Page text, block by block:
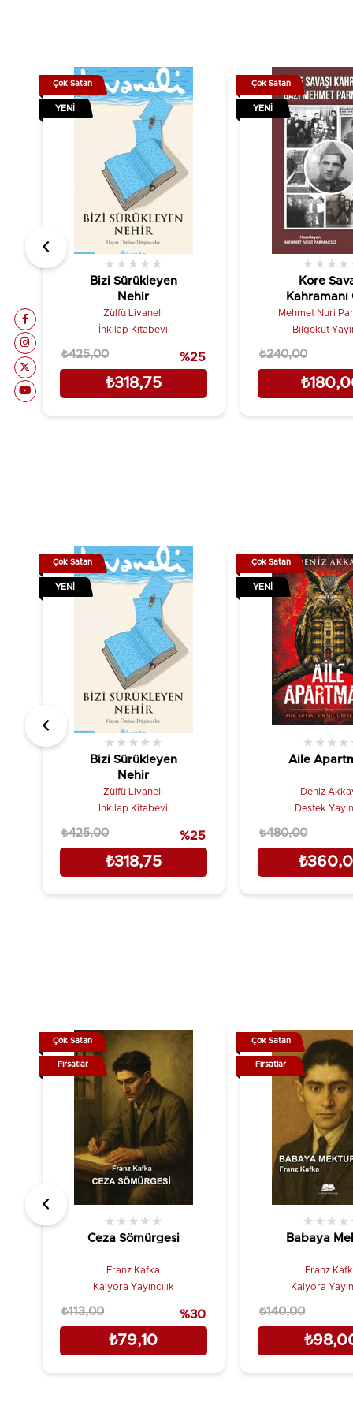
Bizi Sürükleyen
Nehir
★ ★ ★ ★ ★
Zülfü Livaneli
İnkılap Kitabevi
₺318,75
₺425,00 %25
Çok Satan
YENI
Kore
Kahramanı
Mehmet
★ ★ ★ ★
Mehmet Nuri
Bilgekut
₺240,00
Çok Satan
YENI
Bizi Sürükleyen
Nehir
★ ★ ★ ★ ★
Zülfü Livaneli
İnkılap Kitabevi
₺318,75
₺425,00 %25
Çok Satan
YENI
Aile
★ ★ ★ ★
Deniz
Destek
₺480,00
Çok Satan
YENI
Ceza Sömürgesi
★ ★ ★ ★ ★
Franz Kafka
Kalyora Yayıncılık
₺79,10
₺113,00 %30
Çok Satan
Fırsatlar
Babaya
★ ★ ★ ★
Franz
Kalyora
₺140,00
Çok Satan
Fırsatlar